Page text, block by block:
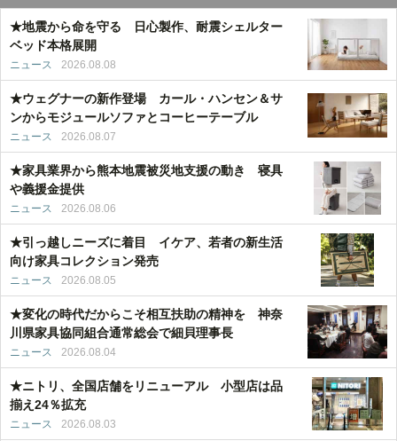
★地震から命を守る 日心製作、耐震シェルター
ベッド本格展開
ニュース 2026.08.08
★ウェグナーの新作登場 カール・ハンセン＆サ
ンからモジュールソファとコーヒーテーブル
ニュース 2026.08.07
★家具業界から熊本地震被災地支援の動き 寝具
や義援金提供
ニュース 2026.08.06
★引っ越しニーズに着目 イケア、若者の新生活
向け家具コレクション発売
ニュース 2026.08.05
★変化の時代だからこそ相互扶助の精神を 神奈
川県家具協同組合通常総会で細貝理事長
ニュース 2026.08.04
★ニトリ、全国店舗をリニューアル 小型店は品
揃え24％拡充
ニュース 2026.08.03